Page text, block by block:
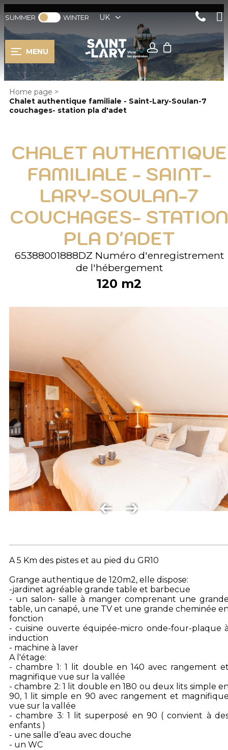
SUMMER WINTER UK
MENU
Home page >
Chalet authentique familiale - Saint-Lary-Soulan-7
couchages- station pla d'adet
CHALET AUTHENTIQUE
FAMILIALE - SAINT-
LARY-SOULAN-7
COUCHAGES- STATION
PLA D'ADET
65388001888DZ Numéro d'enregistrement
de l'hébergement
120 m2
A 5 Km des pistes et au pied du GR10
Grange authentique de 120m2, elle dispose:
-jardinet agréable grande table et barbecue
- un salon- salle à manger comprenant une
table, un canapé, une TV et une grande cheminée
fonction
- cuisine ouverte équipée-micro onde-four-plaque
induction
- machine à laver
A l'étage:
- chambre 1: 1 lit double en 140 avec rangement
magnifique vue sur la vallée
- chambre 2: 1 lit double en 180 ou deux lits simple
90, 1 lit simple en 90 avec rangement et
vue sur la vallée
- chambre 3: 1 lit superposé en 90 ( convient à
enfants )
- une salle d’eau avec douche
- un WC